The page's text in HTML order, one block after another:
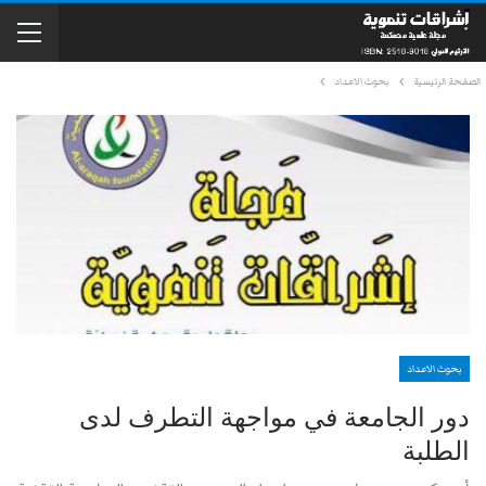
الصفحة الرئيسية بحوث الاعداد
بحوث الاعداد
دور الجامعة في مواجهة التطرف لدى
الطلبة